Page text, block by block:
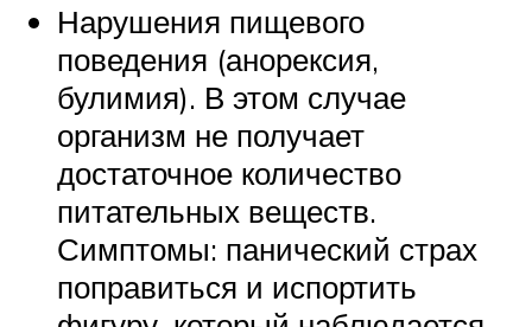
Нарушения пищевого
поведения (анорексия,
булимия). В этом случае
организм не получает
достаточное количество
питательных веществ.
Симптомы: панический страх
поправиться и испортить